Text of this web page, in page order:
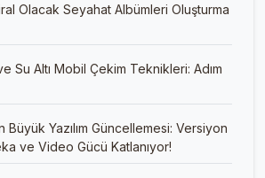
Olacak Seyahat Albümleri Oluşturma
Su Altı Mobil Çekim Teknikleri: Adım
Büyük Yazılım Güncellemesi: Versiyon
ve Video Gücü Katlanıyor!